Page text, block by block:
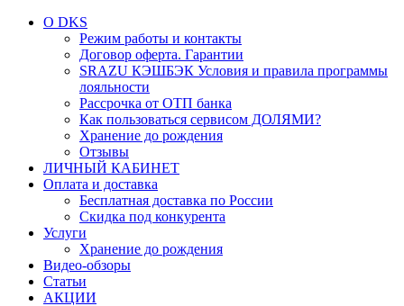
О DKS
Режим работы и контакты
Договор оферта. Гарантии
SRAZU КЭШБЭК Условия и правила программы
лояльности
Рассрочка от ОТП банка
Как пользоваться сервисом ДОЛЯМИ?
Хранение до рождения
Отзывы
ЛИЧНЫЙ КАБИНЕТ
Оплата и доставка
Бесплатная доставка по России
Скидка под конкурента
Услуги
Хранение до рождения
Видео-обзоры
Статьи
АКЦИИ